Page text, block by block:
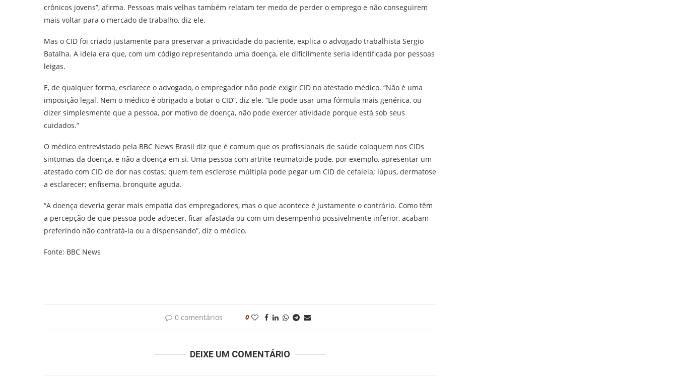
crônicos jovens”, afirma. Pessoas mais velhas também relatam ter medo de perder o emprego e não conseguirem
mais voltar para o mercado de trabalho, diz ele.
Mas o CID foi criado justamente para preservar a privacidade do paciente, explica o advogado trabalhista Sergio
Batalha. A ideia era que, com um código representando uma doença, ele dificilmente seria identificada por pessoas
leigas.
E, de qualquer forma, esclarece o advogado, o empregador não pode exigir CID no atestado médico. “Não é uma
imposição legal. Nem o médico é obrigado a botar o CID”, diz ele. “Ele pode usar uma fórmula mais genérica, ou
dizer simplesmente que a pessoa, por motivo de doença, não pode exercer atividade porque está sob seus
cuidados.”
O médico entrevistado pela BBC News Brasil diz que é comum que os profissionais de saúde coloquem nos CIDs
sintomas da doença, e não a doença em si. Uma pessoa com artrite reumatoide pode, por exemplo, apresentar um
atestado com CID de dor nas costas; quem tem esclerose múltipla pode pegar um CID de cefaleia; lúpus, dermatose
a esclarecer; enfisema, bronquite aguda.
“A doença deveria gerar mais empatia dos empregadores, mas o que acontece é justamente o contrário. Como têm
a percepção de que pessoa pode adoecer, ficar afastada ou com um desempenho possivelmente inferior, acabam
preferindo não contratá-la ou a dispensando”, diz o médico.
Fonte: BBC News
0 comentários 0
DEIXE UM COMENTÁRIO